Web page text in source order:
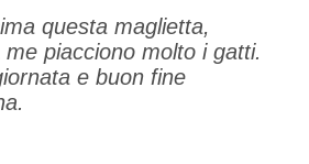
questa maglietta,
piacciono molto i gatti.
e buon fine